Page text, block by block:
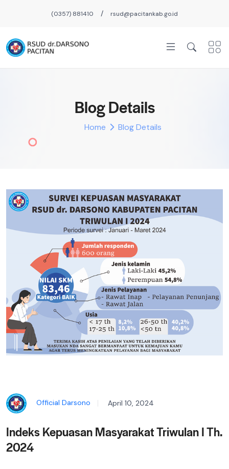
(0357) 881410 / rsud@pacitankab.go.id
Blog Details
Home Blog Details
Official Darsono April 10, 2024
Indeks Kepuasan Masyarakat Triwulan I Th.
2024